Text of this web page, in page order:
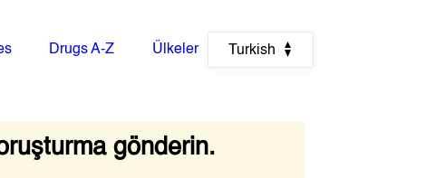
Drugs A-Z Ülkeler Turkish
gönderin.